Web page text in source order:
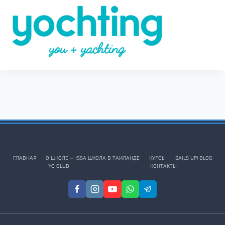
ГЛАВНАЯ О ШКОЛЕ — ISSA ШКОЛА В ТАИЛАНДЕ КУРСЫ
SAILS UP! BLOG
YO CLUB
КОНТАКТЫ